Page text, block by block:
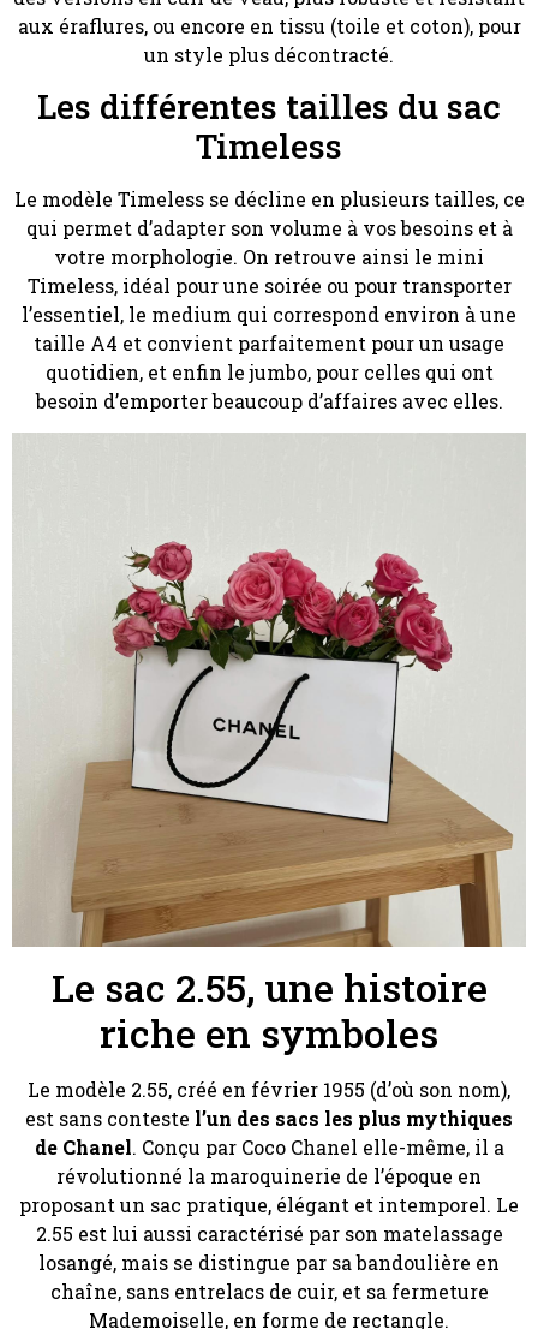
aux éraflures, ou encore en tissu (toile et coton), pour
un style plus décontracté.
Les différentes tailles du sac
Timeless
Le modèle Timeless se décline en plusieurs tailles, ce
qui permet d’adapter son volume à vos besoins et à
votre morphologie. On retrouve ainsi le mini
Timeless, idéal pour une soirée ou pour transporter
l’essentiel, le medium qui correspond environ à une
taille A4 et convient parfaitement pour un usage
quotidien, et enfin le jumbo, pour celles qui ont
besoin d’emporter beaucoup d’affaires avec elles.
Le sac 2.55, une histoire
riche en symboles
Le modèle 2.55, créé en février 1955 (d’où son nom),
est sans conteste l’un des sacs les plus mythiques
de Chanel. Conçu par Coco Chanel elle-même, il a
révolutionné la maroquinerie de l’époque en
proposant un sac pratique, élégant et intemporel. Le
2.55 est lui aussi caractérisé par son matelassage
losangé, mais se distingue par sa bandoulière en
chaîne, sans entrelacs de cuir, et sa fermeture
Mademoiselle, en forme de rectangle.